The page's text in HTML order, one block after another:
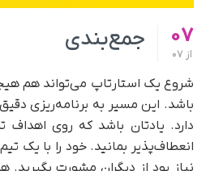
07
از
جمع‌بندی
شروع یک استارتاپ می‌تواند هم
باشد. این مسیر به برنامه‌ریزی
دارد. یادتان باشد که روی اهداف
انعطاف‌پذیر بمانید. خود را با یک